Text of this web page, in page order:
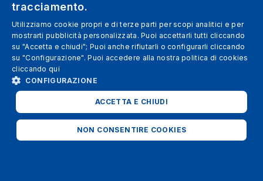
SPANISH
ITALIAN
FRENCH
tracciamento.
Utilizziamo cookie propri e di terze parti per scopi analitici e per
mostrarti pubblicità personalizzata. Puoi accettarli tutti cliccando
su "Accetta e chiudi"; Puoi anche rifiutarli o configurarli cliccando
su "Configurazione". Puoi accedere alla nostra politica di cookies
cliccando qui
CONFIGURAZIONE
ACCETTA E CHIUDI
NON CONSENTIRE COOKIES